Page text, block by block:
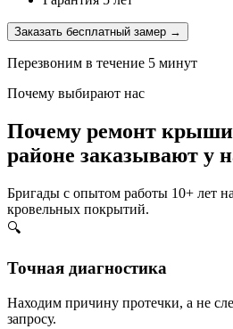
Заказать бесплатный замер →
Перезвоним в течение 5 минут
Почему выбирают нас
Почему ремонт
районе заказывают у
Бригады с опытом работы 10+ лет
кровельных покрытий.
🔍
Точная диагностика
Находим причину протечки, а не
запросу.